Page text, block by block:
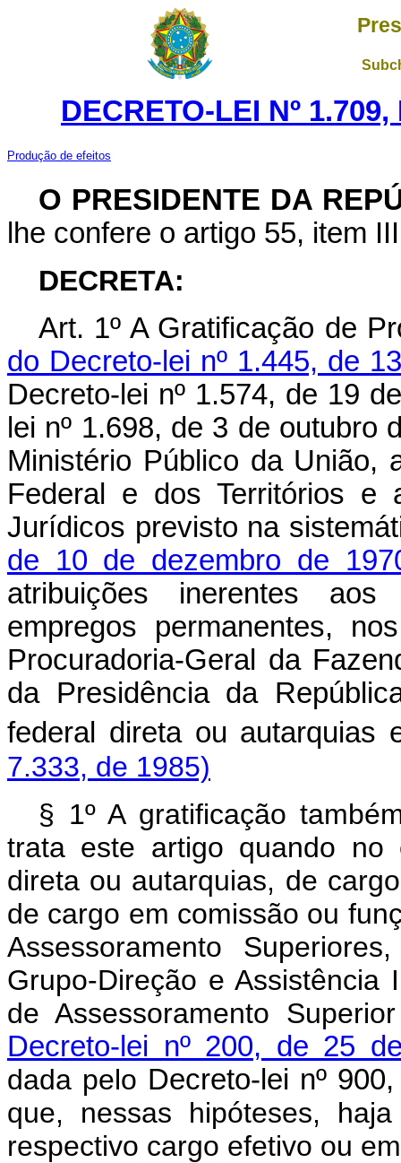
DECRETO-LEI Nº
Produção de efeitos
O PRESIDENTE DA
lhe confere o artigo 55, item
DECRETA:
Art. 1º A Gratificação de
do Decreto-lei nº 1.445, de
Decreto-lei nº 1.574, de 19
lei nº 1.698, de 3 de outubro
Ministério Público da União,
Federal e dos Territórios e
Jurídicos previsto na
de 10 de dezembro de
atribuições inerentes
empregos permanentes,
Procuradoria-Geral da
da Presidência da
federal direta ou autarquias
7.333, de 1985)
§ 1º A gratificação
trata este artigo quando no
direta ou autarquias, de
de cargo em comissão ou
Assessoramento
Grupo-Direção e
de Assessoramento
Decreto-lei nº 200, de 25
dada pelo Decreto-lei nº
que, nessas hipóteses,
respectivo cargo efetivo ou